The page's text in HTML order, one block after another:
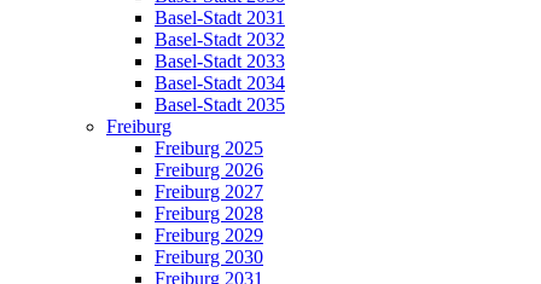
Basel-Stadt 2031
Basel-Stadt 2032
Basel-Stadt 2033
Basel-Stadt 2034
Basel-Stadt 2035
Freiburg
Freiburg 2025
Freiburg 2026
Freiburg 2027
Freiburg 2028
Freiburg 2029
Freiburg 2030
Freiburg 2031